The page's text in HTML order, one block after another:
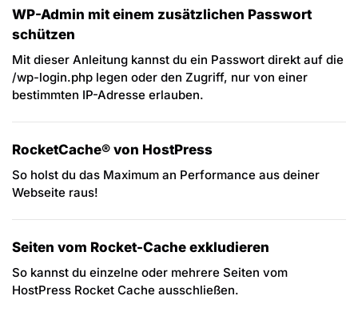
WP-Admin mit einem zusätzlichen Passwort
schützen
Mit dieser Anleitung kannst du ein Passwort direkt auf die
/wp-login.php legen oder den Zugriff, nur von einer
bestimmten IP-Adresse erlauben.
RocketCache® von HostPress
So holst du das Maximum an Performance aus deiner
Webseite raus!
Seiten vom Rocket-Cache exkludieren
So kannst du einzelne oder mehrere Seiten vom
HostPress Rocket Cache ausschließen.